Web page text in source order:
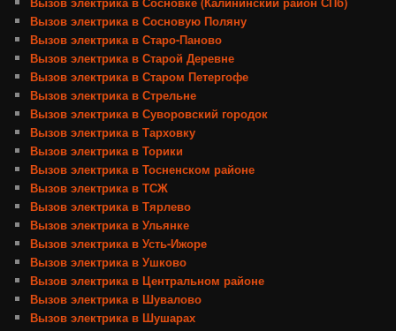
Вызов электрика в Сосновую Поляну
Вызов электрика в Старо-Паново
Вызов электрика в Старой Деревне
Вызов электрика в Старом Петергофе
Вызов электрика в Стрельне
Вызов электрика в Суворовский городок
Вызов электрика в Тарховку
Вызов электрика в Торики
Вызов электрика в Тосненском районе
Вызов электрика в ТСЖ
Вызов электрика в Тярлево
Вызов электрика в Ульянке
Вызов электрика в Усть-Ижоре
Вызов электрика в Ушково
Вызов электрика в Центральном районе
Вызов электрика в Шувалово
Вызов электрика в Шушарах